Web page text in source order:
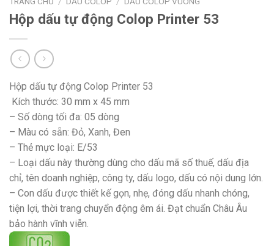
Hộp dấu tự động Colop Printer 53
Hộp dấu tự động Colop Printer 53
Kích thước: 30 mm x 45 mm
– Số dòng tối đa: 05 dòng
– Màu có sẵn: Đỏ, Xanh, Đen
– Thẻ mực loại: E/53
– Loại dấu này thường dùng cho dấu mã số thuế, dấu địa
chỉ, tên doanh nghiệp, công ty, dấu logo, dấu có nội dung lớn.
– Con dấu được thiết kế gọn, nhẹ, đóng dấu nhanh chóng,
tiện lợi, thời trang chuyển động êm ái. Đạt chuẩn Châu Âu
bảo hành vĩnh viễn.